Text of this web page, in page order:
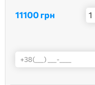
11100 грн